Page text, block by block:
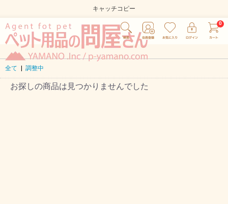
キャッチコピー
全て 調整中
お探しの商品は見つかりませんでした